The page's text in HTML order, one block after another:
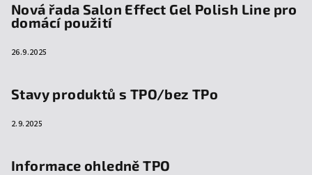
Nová řada Salon Effect Gel Polish Line pro
domácí použití
26.9.2025
Stavy produktů s TPO/bez TPo
2.9.2025
Informace ohledně TPO